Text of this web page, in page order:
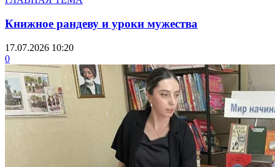
Книжное рандеву и уроки мужества
17.07.2026 10:20
0